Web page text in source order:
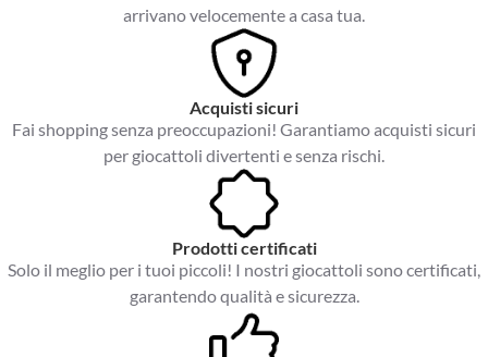
arrivano velocemente a casa tua.
Acquisti sicuri
Fai shopping senza preoccupazioni! Garantiamo acquisti sicuri
per giocattoli divertenti e senza rischi.
Prodotti certificati
Solo il meglio per i tuoi piccoli! I nostri giocattoli sono certificati,
garantendo qualità e sicurezza.